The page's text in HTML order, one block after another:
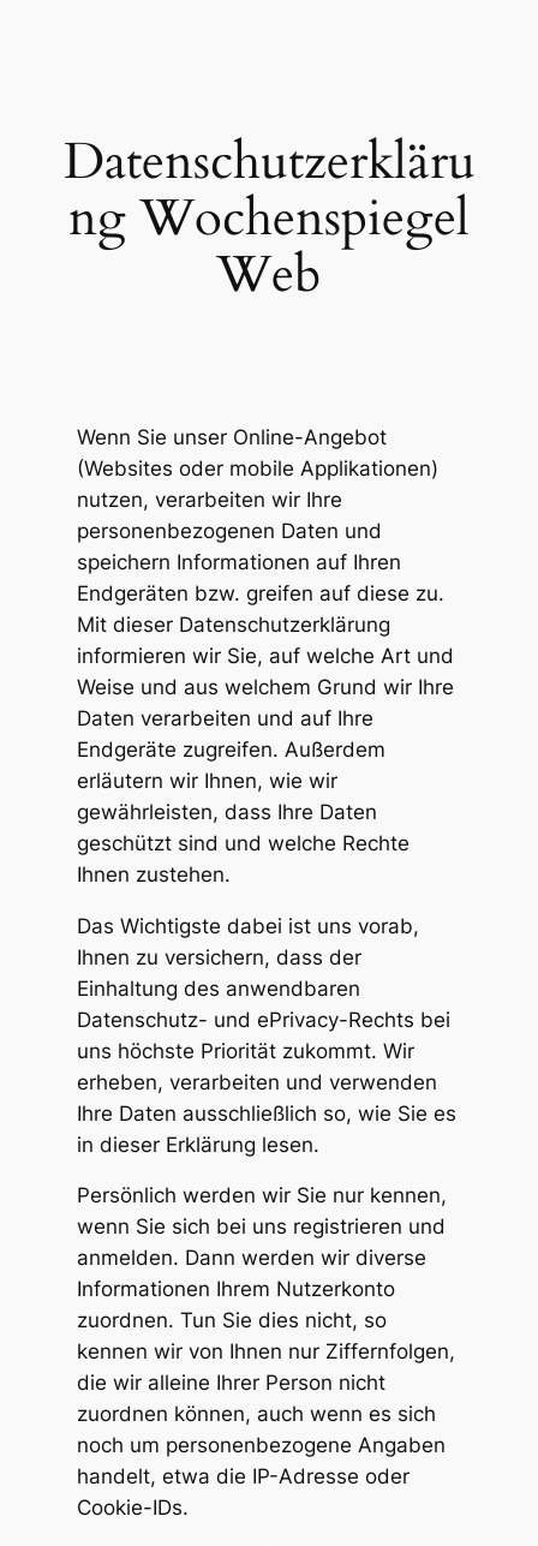
Datenschutzerkläru
ng Wochenspiegel
Web
Wenn Sie unser Online-Angebot
(Websites oder mobile Applikationen)
nutzen, verarbeiten wir Ihre
personenbezogenen Daten und
speichern Informationen auf Ihren
Endgeräten bzw. greifen auf diese zu.
Mit dieser Datenschutzerklärung
informieren wir Sie, auf welche Art und
Weise und aus welchem Grund wir Ihre
Daten verarbeiten und auf Ihre
Endgeräte zugreifen. Außerdem
erläutern wir Ihnen, wie wir
gewährleisten, dass Ihre Daten
geschützt sind und welche Rechte
Ihnen zustehen.
Das Wichtigste dabei ist uns vorab,
Ihnen zu versichern, dass der
Einhaltung des anwendbaren
Datenschutz- und ePrivacy-Rechts bei
uns höchste Priorität zukommt. Wir
erheben, verarbeiten und verwenden
Ihre Daten ausschließlich so, wie Sie es
in dieser Erklärung lesen.
Persönlich werden wir Sie nur kennen,
wenn Sie sich bei uns registrieren und
anmelden. Dann werden wir diverse
Informationen Ihrem Nutzerkonto
zuordnen. Tun Sie dies nicht, so
kennen wir von Ihnen nur Ziffernfolgen,
die wir alleine Ihrer Person nicht
zuordnen können, auch wenn es sich
noch um personenbezogene Angaben
handelt, etwa die IP-Adresse oder
Cookie-IDs.